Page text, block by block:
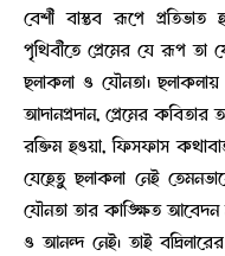
বেশী বাস্তব রূপে প্রতিভাত
পৃথিবীতে প্রেমের যে রূপ তা
ছলাকলা ও যৌনতা। ছলাকলায়
আদানপ্রদান, প্রেমের
রক্তিম হওয়া, ফিসফাস
যেহেতু ছলাকলা নেই
যৌনতা তার কাঙ্ক্ষিত
ও আনন্দ নেই। তাই